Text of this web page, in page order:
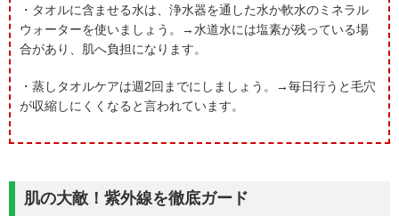
・タオルに含ませる水は、浄水器を通した水か軟水のミネラル
ウォーターを使いましょう。→水道水には塩素が残っている場
合があり、肌へ負担になります。
・蒸しタオルケアは週2回までにしましょう。→毎日行うと毛穴
が収縮しにくくなると言われています。
肌の大敵！紫外線を徹底ガード